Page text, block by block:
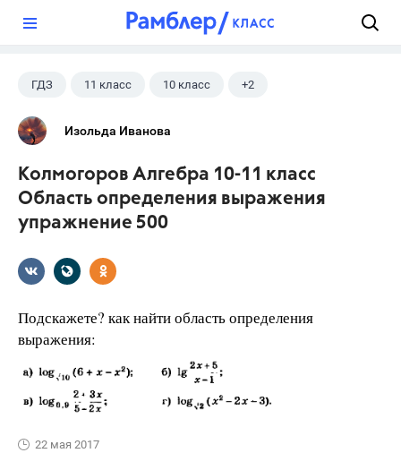
ГДЗ 11 класс 10 класс +2
Колмогоров А.Н.
Изольда Иванова
Колмогоров Алгебра 10-11 класс
Область определения выражения
упражнение 500
Подскажете? как найти область определения
выражения:
22 мая 2017